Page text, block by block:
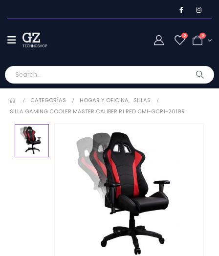
0 0
CATEGORÍAS HOGAR Y OFICINA, SILLAS
SILLA GAMING COOLER MASTER CALIBER R1 RED CMI-GCR1-2019R